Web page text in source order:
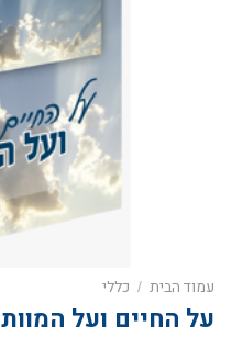
עמוד הבית / כללי
על החיים ועל המוות